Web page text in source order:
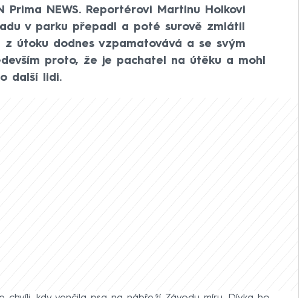
Prima NEWS. Reportérovi Martinu Holkovi
v parku přepadl a poté surově zmlátil
z útoku dodnes vzpamatovává a se svým
proto, že je pachatel na útěku a mohl
další lidi.